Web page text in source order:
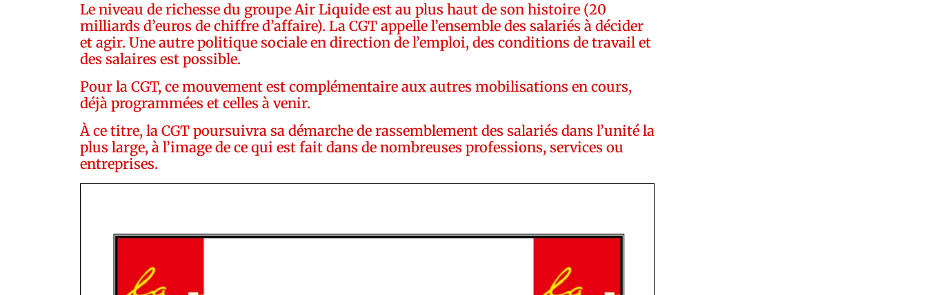
Le niveau de richesse du groupe Air Liquide est au plus haut de son histoire (20
milliards d’euros de chiffre d’affaire). La CGT appelle l’ensemble des salariés à décider
et agir. Une autre politique sociale en direction de l’emploi, des conditions de travail et
des salaires est possible.
Pour la CGT, ce mouvement est complémentaire aux autres mobilisations en cours,
déjà programmées et celles à venir.
À ce titre, la CGT poursuivra sa démarche de rassemblement des salariés dans l’unité la
plus large, à l’image de ce qui est fait dans de nombreuses professions, services ou
entreprises.